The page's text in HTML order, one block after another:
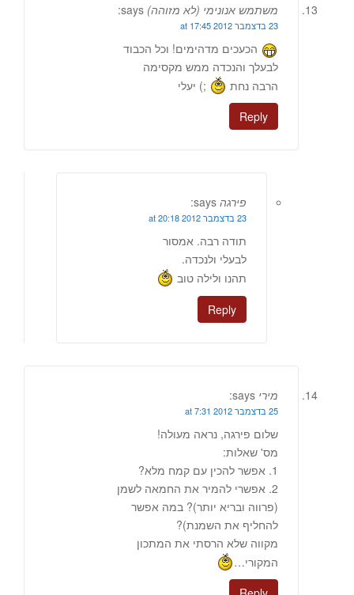
משתמש אנונימי (לא מזוהה) says:
23 בדצמבר 2012 at 17:45
הכעכים מדהימים! וכל הכבוד
לבעלך והנכדה ממש מקסימה
הרבה נחת
;) יעלי
Reply
פירגה says:
23 בדצמבר 2012 at 20:18
תודה רבה. אמסור
לבעלי ולנכדה.
תהנו ולילה טוב
Reply
מירי says:
25 בדצמבר 2012 at 7:31
שלום פירגה, נראה מעולה!
מס' שאלות:
1. אפשר להכין עם קמח מלא?
2. אפשרי להמיר את החמאה לשמן
(פרווה ובריא יותר)? במה אפשר
להחליף את השמנת)?
מקווה שלא הרסתי את המתכון
המקורי…